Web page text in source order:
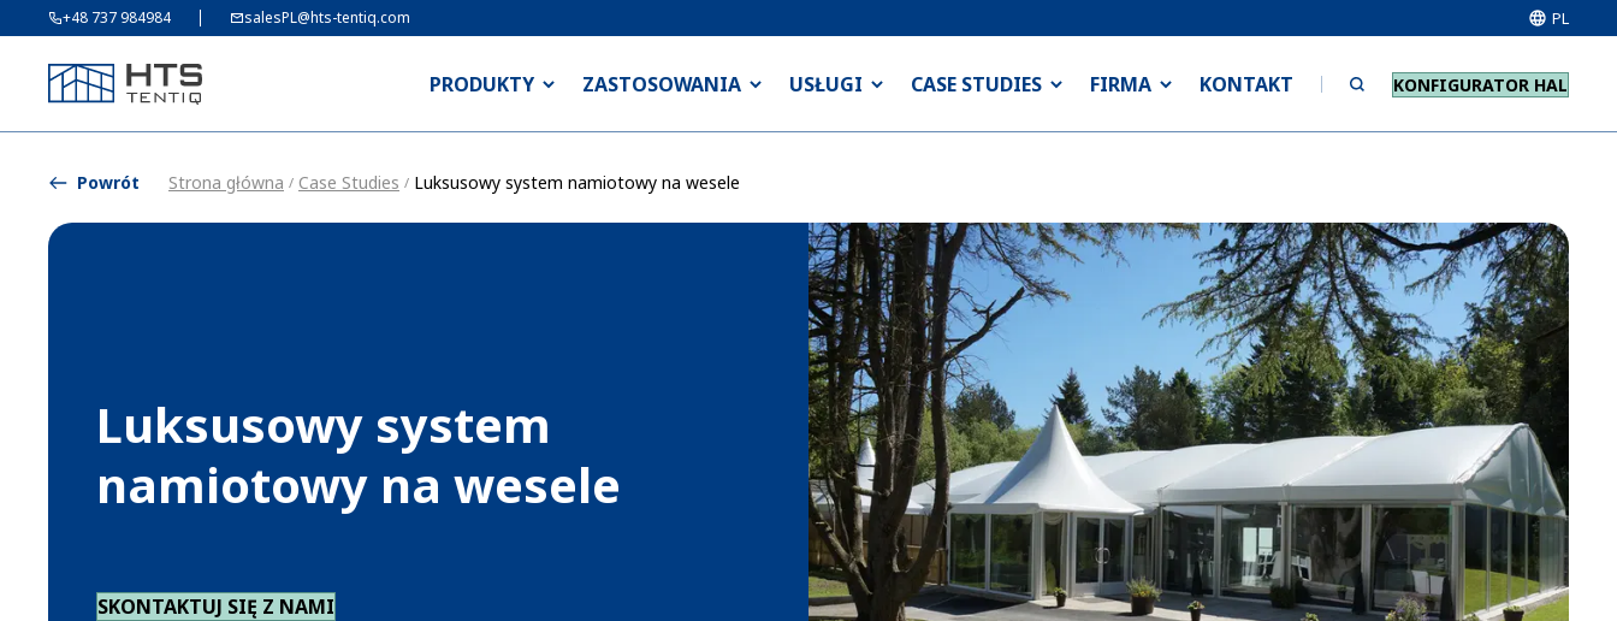
+48 737 984984 salesPL@hts-tentiq.com PL
PRODUKTY ZASTOSOWANIA USŁUGI CASE STUDIES FIRMA KONTAKT KONFIGURATOR HAL
Powrót Strona główna / Case Studies / Luksusowy system namiotowy na wesele
Luksusowy system
namiotowy na wesele
SKONTAKTUJ SIĘ Z NAMI